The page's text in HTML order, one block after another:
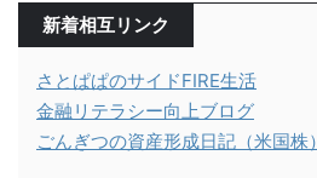
新着相互リンク
さとぱぱのサイドFIRE生活
金融リテラシー向上ブログ
ごんぎつの資産形成日記（米国株）